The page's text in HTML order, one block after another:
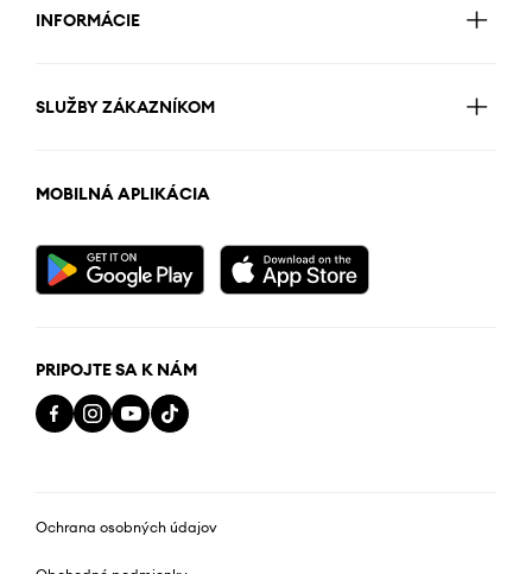
INFORMÁCIE
SLUŽBY ZÁKAZNÍKOM
MOBILNÁ APLIKÁCIA
PRIPOJTE SA K NÁM
Ochrana osobných údajov